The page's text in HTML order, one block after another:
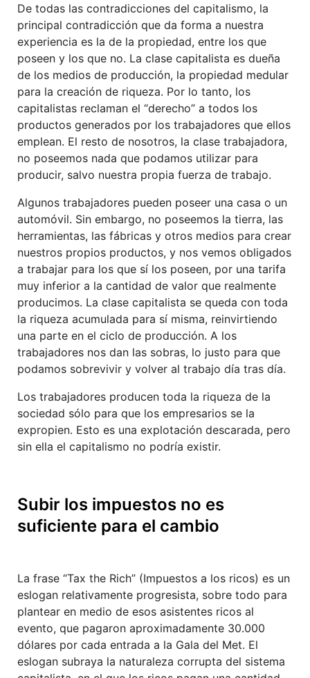
De todas las contradicciones del capitalismo, la
principal contradicción que da forma a nuestra
experiencia es la de la propiedad, entre los que
poseen y los que no. La clase capitalista es dueña
de los medios de producción, la propiedad medular
para la creación de riqueza. Por lo tanto, los
capitalistas reclaman el “derecho” a todos los
productos generados por los trabajadores que ellos
emplean. El resto de nosotros, la clase trabajadora,
no poseemos nada que podamos utilizar para
producir, salvo nuestra propia fuerza de trabajo.
Algunos trabajadores pueden poseer una casa o un
automóvil. Sin embargo, no poseemos la tierra, las
herramientas, las fábricas y otros medios para crear
nuestros propios productos, y nos vemos obligados
a trabajar para los que sí los poseen, por una tarifa
muy inferior a la cantidad de valor que realmente
producimos. La clase capitalista se queda con toda
la riqueza acumulada para sí misma, reinvirtiendo
una parte en el ciclo de producción. A los
trabajadores nos dan las sobras, lo justo para que
podamos sobrevivir y volver al trabajo día tras día.
Los trabajadores producen toda la riqueza de la
sociedad sólo para que los empresarios se la
expropien. Esto es una explotación descarada, pero
sin ella el capitalismo no podría existir.
Subir los impuestos no es
suficiente para el cambio
La frase “Tax the Rich” (Impuestos a los ricos) es un
eslogan relativamente progresista, sobre todo para
plantear en medio de esos asistentes ricos al
evento, que pagaron aproximadamente 30.000
dólares por cada entrada a la Gala del Met. El
eslogan subraya la naturaleza corrupta del sistema